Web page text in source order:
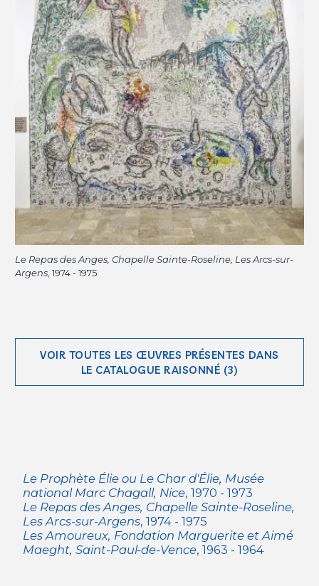
Le Repas des Anges, Chapelle Sainte-Roseline, Les Arcs-sur-
Argens, 1974 - 1975
VOIR TOUTES LES ŒUVRES PRÉSENTES DANS
LE CATALOGUE RAISONNÉ (3)
Le Prophète Élie ou Le Char d'Élie, Musée
national Marc Chagall, Nice, 1970 - 1973
Le Repas des Anges, Chapelle Sainte-Roseline,
Les Arcs-sur-Argens, 1974 - 1975
Les Amoureux, Fondation Marguerite et Aimé
Maeght, Saint-Paul-de-Vence, 1963 - 1964